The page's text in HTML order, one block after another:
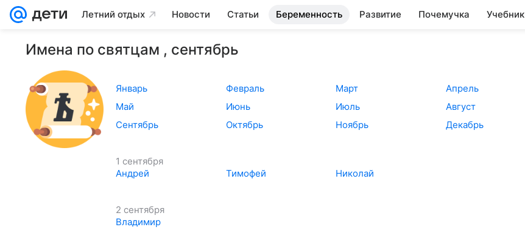
Летний отдых Новости Статьи Беременность Развитие Почемучка Учебник
Имена по святцам , сентябрь
Январь Февраль Март
Апрель
Май
Июнь Июль
Август
Сентябрь
Октябрь Ноябрь Декабрь
1 сентября
Андрей
Тимофей Николай
2 сентября
Владимир